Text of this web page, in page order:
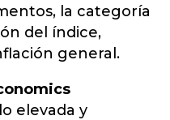
la categoría
del índice,
general.
elevada y